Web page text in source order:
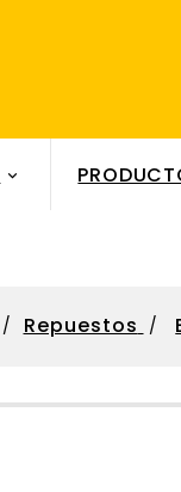

Repuestos